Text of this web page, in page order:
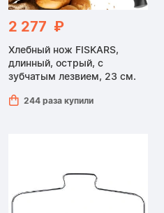
2 277 ₽
Хлебный нож FISKARS,
длинный, острый, с
зубчатым лезвием, 23 см.
244 раза купили